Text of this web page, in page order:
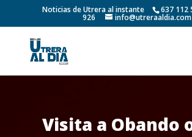
Noticias de Utrera al instante 637 112
926 info@utreraaldia.com
Visita a Obando